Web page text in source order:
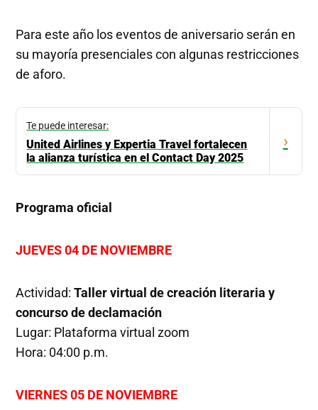
Para este año los eventos de aniversario serán en
su mayoría presenciales con algunas restricciones
de aforo.
Te puede interesar:
United Airlines y Expertia Travel fortalecen
la alianza turística en el Contact Day 2025
›
Programa oficial
JUEVES 04 DE NOVIEMBRE
Actividad:Taller virtual de creación literaria y
concurso de declamación
Lugar: Plataforma virtual zoom
Hora: 04:00 p.m.
VIERNES 05 DE NOVIEMBRE